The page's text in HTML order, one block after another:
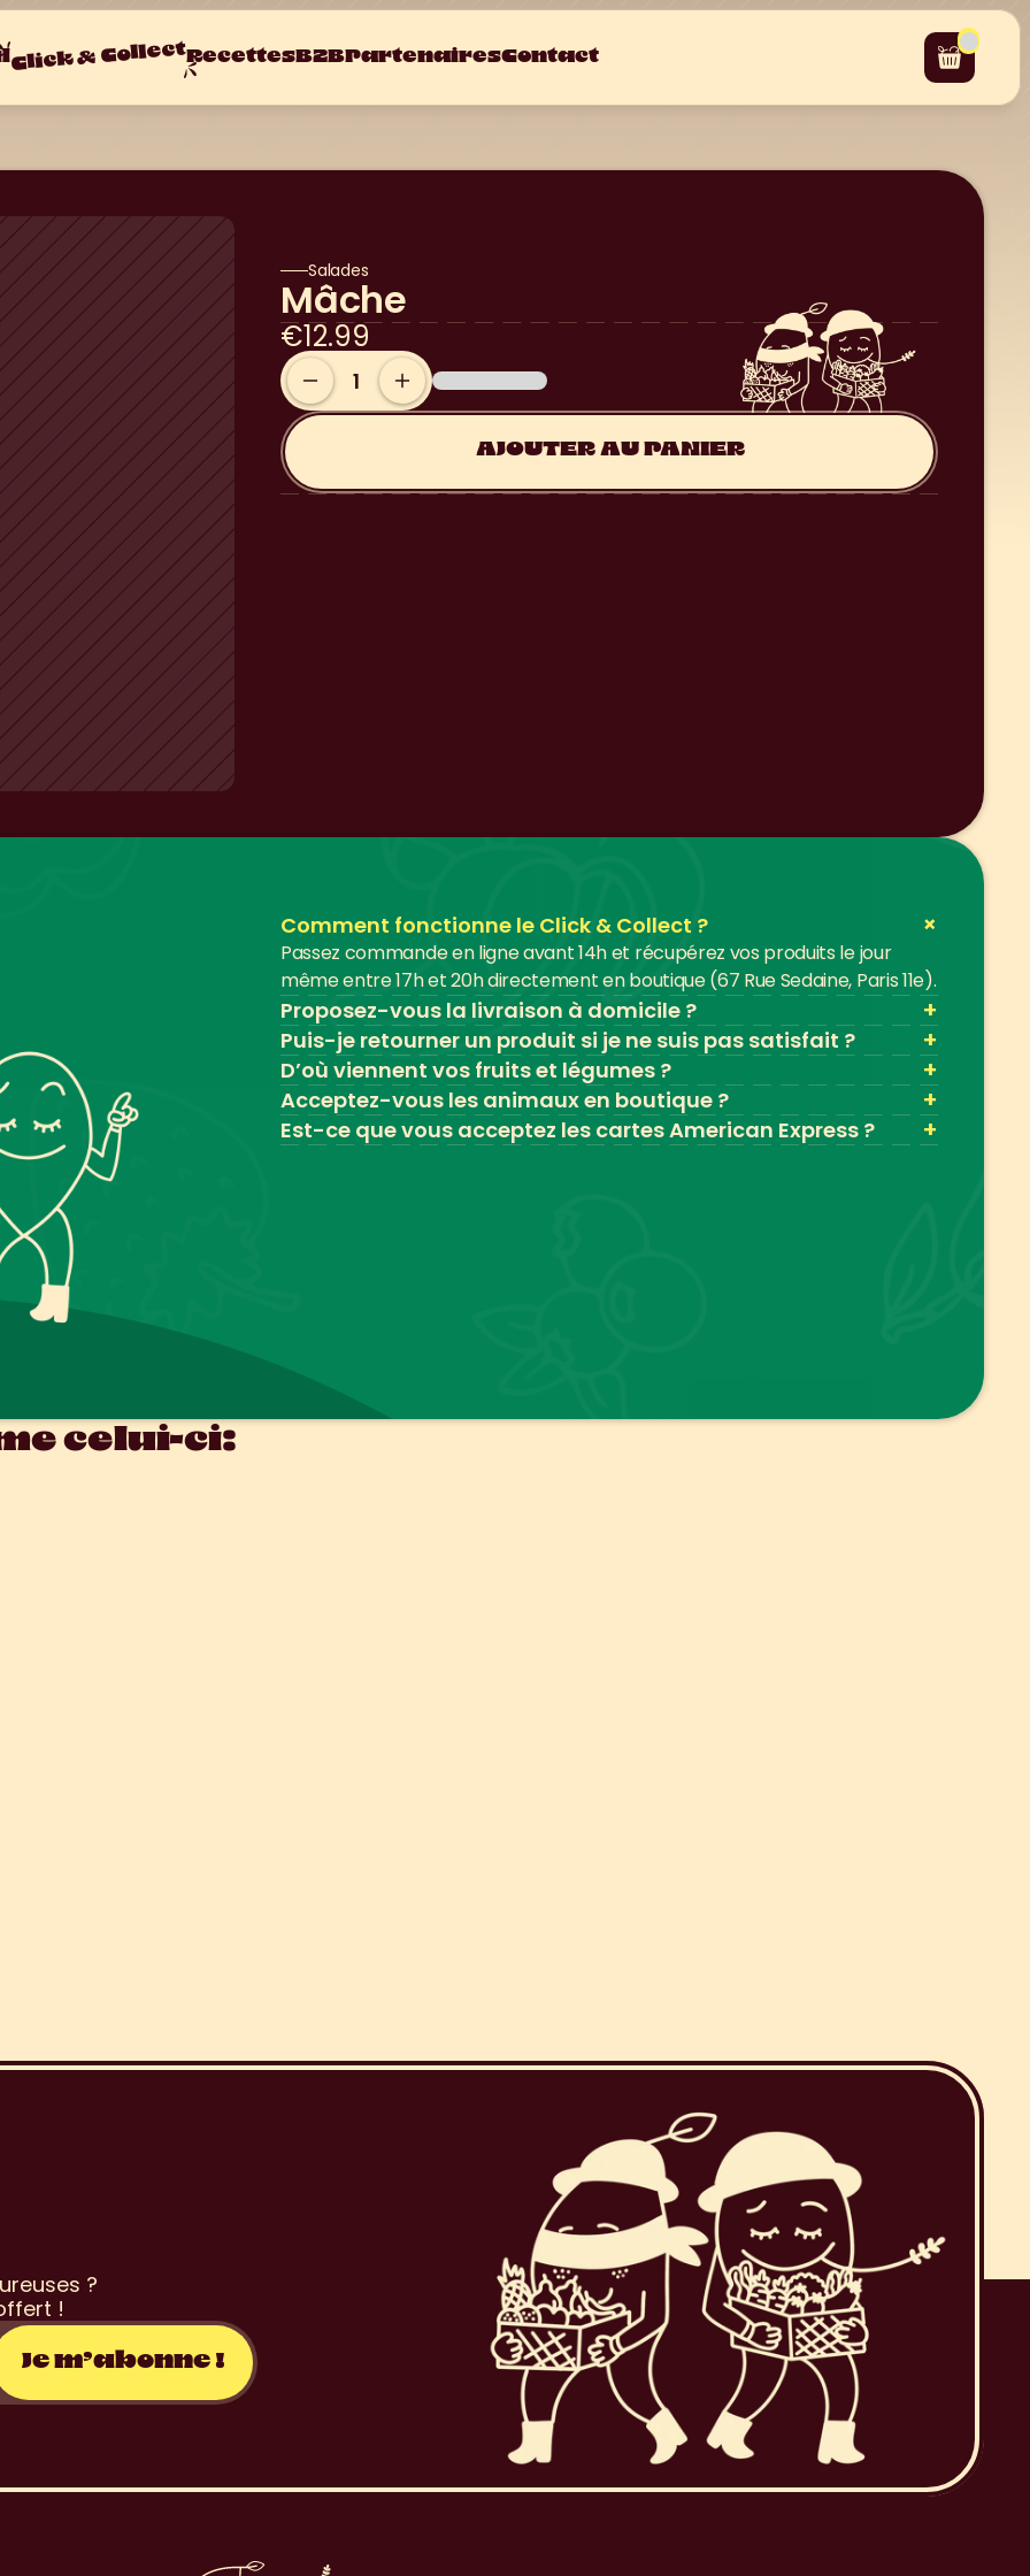
Click & CollectRecettesB2BPartenairesContact
Salades
Mâche
€12.99
AJOUTER AU PANIER
Comment fonctionne le Click & Collect ? +
Passez commande en ligne avant 14h et récupérez vos produits le jour
même entre 17h et 20h directement en boutique (67 Rue Sedaine, Paris 11e).
Proposez-vous la livraison à domicile ? +
Puis-je retourner un produit si je ne suis pas satisfait ? +
D’où viennent vos fruits et légumes ? +
Acceptez-vous les animaux en boutique ? +
Est-ce que vous acceptez les cartes American Express ? +
celui-ci:
?
!